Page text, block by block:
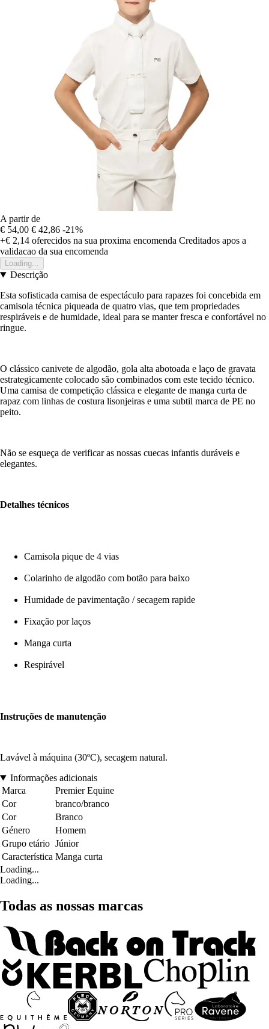
A partir de
€ 54,00 € 42,86 -21%
+€ 2,14 oferecidos na sua proxima encomenda Creditados apos a
validacao da sua encomenda
Loading...
Descrição
Esta sofisticada camisa de espectáculo para rapazes foi concebida em
camisola técnica piqueada de quatro vias, que tem propriedades
respiráveis e de humidade, ideal para se manter fresca e confortável no
ringue.
O clássico canivete de algodão, gola alta abotoada e laço de gravata
estrategicamente colocado são combinados com este tecido técnico.
Uma camisa de competição clássica e elegante de manga curta de
rapaz com linhas de costura lisonjeiras e uma subtil marca de PE no
peito.
Não se esqueça de verificar as nossas cuecas infantis duráveis e
elegantes.
Detalhes técnicos
Camisola pique de 4 vias
Colarinho de algodão com botão para baixo
Humidade de pavimentação / secagem rapide
Fixação por laços
Manga curta
Respirável
Instruções de manutenção
Lavável à máquina (30ºC), secagem natural.
Informações adicionais
Marca
Premier Equine
Cor
branco/branco
Cor
Branco
Género
Homem
Grupo etário Júnior
Característica Manga curta
Loading...
Loading...
Todas as nossas marcas